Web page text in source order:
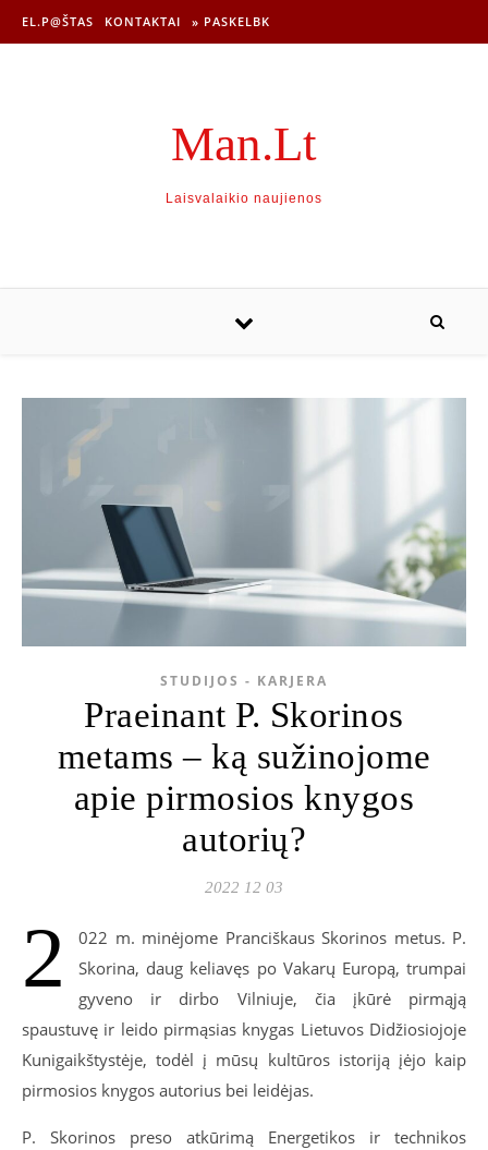
EL.P@ŠTAS KONTAKTAI » PASKELBK
Man.Lt
Laisvalaikio naujienos
STUDIJOS - KARJERA
Praeinant P. Skorinos
metams – ką sužinojome
apie pirmosios knygos
autorių?
2022 12 03
2
022 m. minėjome Pranciškaus Skorinos metus. P.
Skorina, daug keliavęs po Vakarų Europą, trumpai
gyveno ir dirbo Vilniuje, čia įkūrė pirmąją
spaustuvę ir leido pirmąsias knygas Lietuvos Didžiosiojoje
Kunigaikštystėje, todėl į mūsų kultūros istoriją įėjo kaip
pirmosios knygos autorius bei leidėjas.
P. Skorinos preso atkūrimą Energetikos ir technikos